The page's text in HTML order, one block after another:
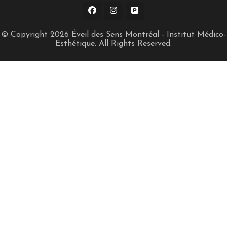
© Copyright 2026 Éveil des Sens Montréal - Institut Médico-
Esthétique. All Rights Reserved.